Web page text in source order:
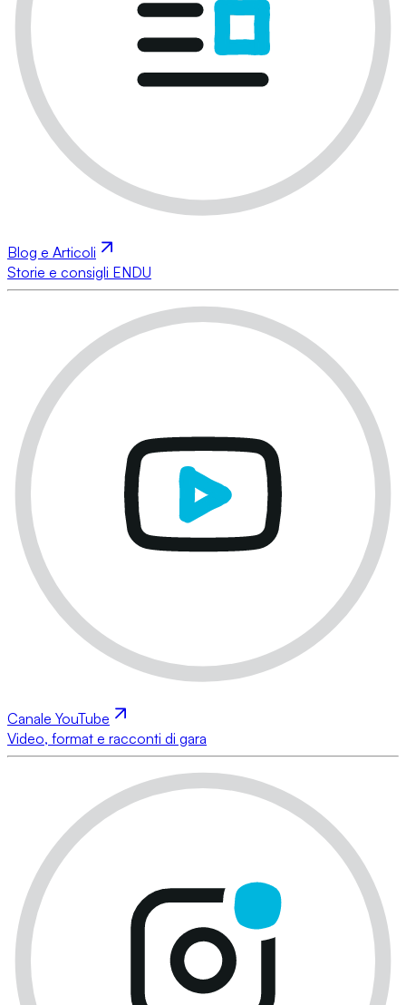
Blog e Articoli
Storie e consigli ENDU
Canale YouTube
Video, format e racconti di gara